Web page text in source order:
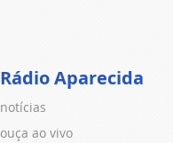
Rádio Aparecida
notícias
ouça ao vivo